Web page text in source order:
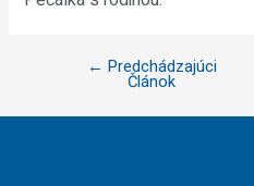
← Predchádzajúci
Článok